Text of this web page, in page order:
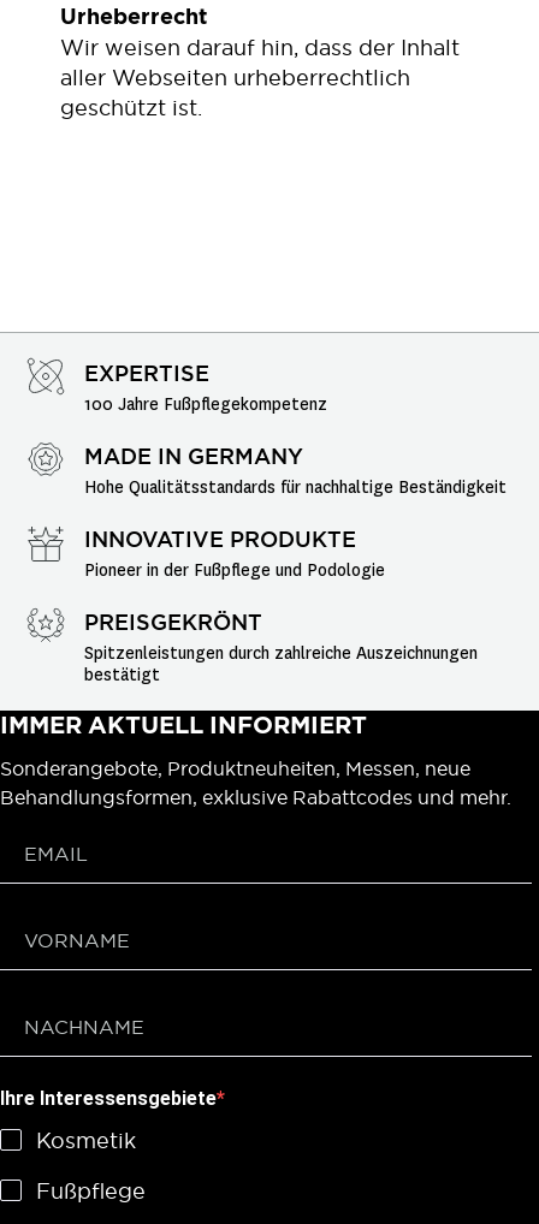
Urheberrecht
Wir weisen darauf hin, dass der Inhalt
aller Webseiten urheberrechtlich
geschützt ist.
EXPERTISE
100 Jahre Fußpflegekompetenz
MADE IN GERMANY
Hohe Qualitätsstandards für nachhaltige Beständigkeit
INNOVATIVE PRODUKTE
Pioneer in der Fußpflege und Podologie
PREISGEKRÖNT
Spitzenleistungen durch zahlreiche Auszeichnungen
bestätigt
IMMER AKTUELL INFORMIERT
Sonderangebote, Produktneuheiten, Messen, neue
Behandlungsformen, exklusive Rabattcodes und mehr.
Ihre Interessensgebiete
Kosmetik
Fußpflege